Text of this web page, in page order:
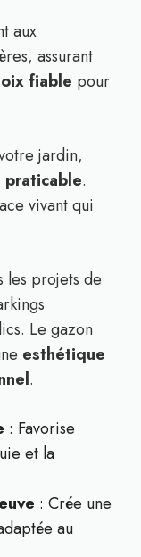
aux
assurant
fiable pour
jardin,
praticable.
vivant qui
les projets de
Le gazon
esthétique
.
: Favorise
et la
: Crée une
au